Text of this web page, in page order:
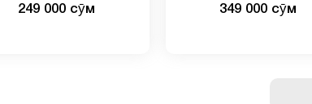
249 000 сӯм 349 000 сӯм